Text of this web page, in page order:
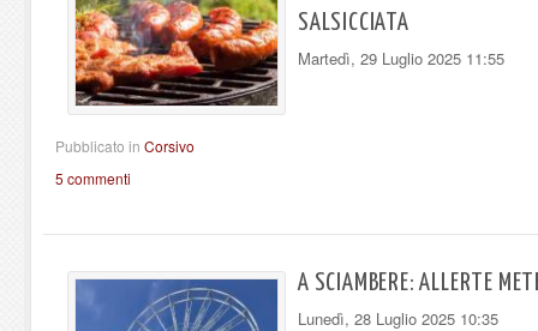
SALSICCIATA
Martedì, 29 Luglio 2025 11:55
Pubblicato in Corsivo
5 commenti
A SCIAMBERE: ALLERTE
Lunedì, 28 Luglio 2025 10:35